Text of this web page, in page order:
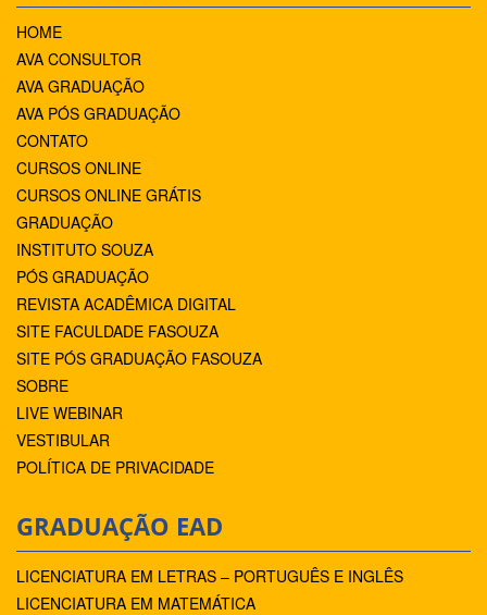
HOME
AVA CONSULTOR
AVA GRADUAÇÃO
AVA PÓS GRADUAÇÃO
CONTATO
CURSOS ONLINE
CURSOS ONLINE GRÁTIS
GRADUAÇÃO
INSTITUTO SOUZA
PÓS GRADUAÇÃO
REVISTA ACADÊMICA DIGITAL
SITE FACULDADE FASOUZA
SITE PÓS GRADUAÇÃO FASOUZA
SOBRE
LIVE WEBINAR
VESTIBULAR
POLÍTICA DE PRIVACIDADE
GRADUAÇÃO EAD
LICENCIATURA EM LETRAS – PORTUGUÊS E INGLÊS
LICENCIATURA EM MATEMÁTICA